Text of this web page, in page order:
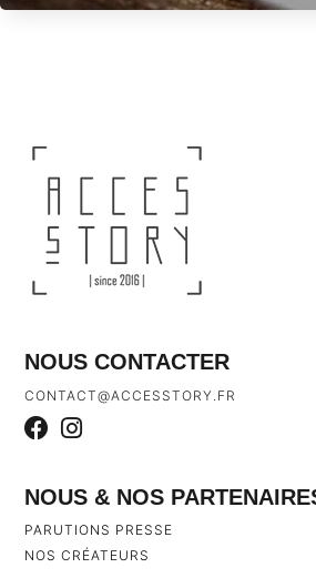
NOUS CONTACTER
CONTACT@ACCESSTORY.FR
NOUS & NOS
PARUTIONS PRESSE
NOS CRÉATEURS